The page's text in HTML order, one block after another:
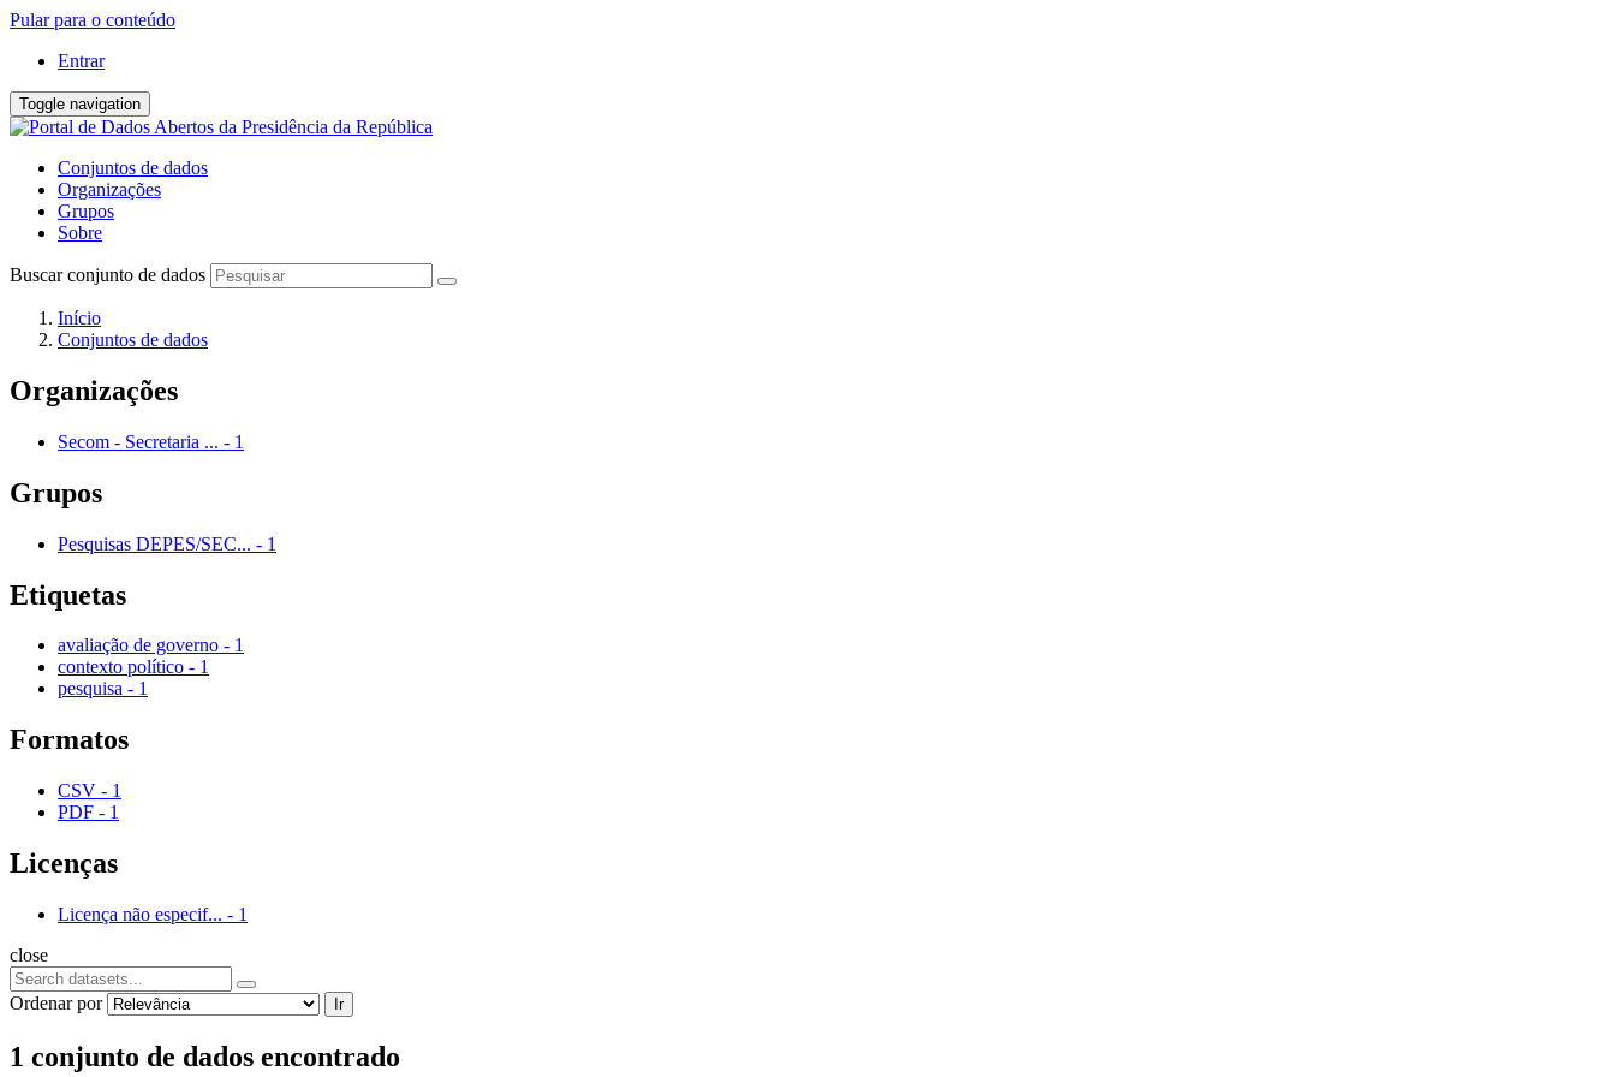
Pular para o conteúdo
Entrar
Toggle navigation
Conjuntos de dados
Organizações
Grupos
Sobre
Buscar conjunto de dados
Início
Conjuntos de dados
Organizações
Secom - Secretaria ... - 1
Grupos
Pesquisas DEPES/SEC... - 1
Etiquetas
avaliação de governo - 1
contexto político - 1
pesquisa - 1
Formatos
CSV - 1
PDF - 1
Licenças
Licença não especif... - 1
close
Ordenar por Ir
1 conjunto de dados encontrado